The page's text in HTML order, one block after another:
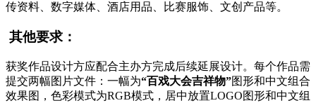
传资料、数字媒体、酒店用品、比赛服饰、文创产品等。
其他要求：
获奖作品设计方应配合主办方完成后续延展设计。每个作品需
提交两幅图片文件：一幅为“百戏大会吉祥物”图形和中文组合
效果图，色彩模式为RGB模式，居中放置LOGO图形和中文组